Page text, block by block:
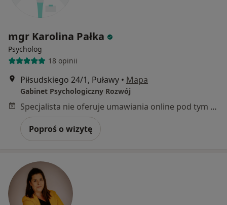
mgr Karolina Pałka
Psycholog
18 opinii
Piłsudskiego 24/1, Puławy • Mapa
Gabinet Psychologiczny Rozwój
Specjalista nie oferuje umawiania online pod tym adresem.
Poproś o wizytę